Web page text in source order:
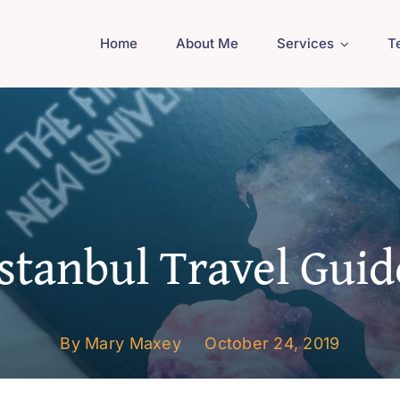
Home About Me Services
Travel
By Mary Maxey October 24, 2019